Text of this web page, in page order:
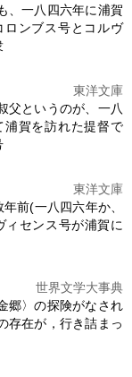
、一八四六年に浦賀
ロンブス号とコルヴ
東洋文庫
父というのが、一八
浦賀を訪れた提督で
東洋文庫
前(一八四六年か、
ィセンス号が浦賀に
世界文学大事典
郷〉の探険がなされ
存在が，行き詰まっ